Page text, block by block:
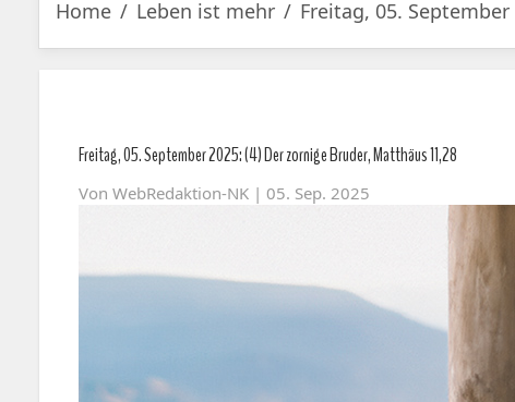
Home Leben ist mehr Freitag, 05.
Freitag, 05. September 2025: (4) Der zornige Bruder, Matthäus 11,28
Von WebRedaktion-NK | 05. Sep. 2025